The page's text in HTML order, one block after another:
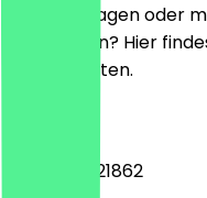
Hast du Fragen oder
reservieren? Hier
Kontaktdaten.
+493085621862